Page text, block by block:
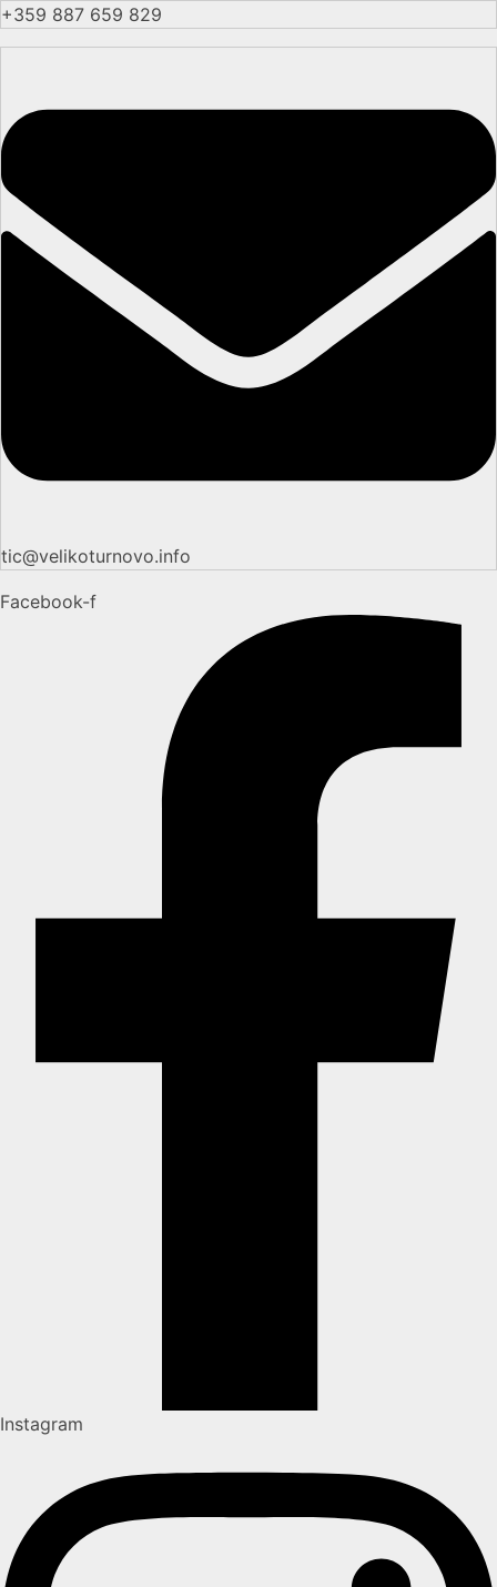
+359 887 659 829
tic@velikoturnovo.info
Facebook-f
Instagram